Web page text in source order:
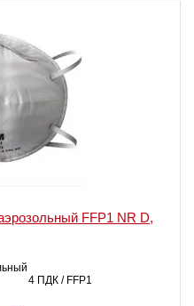
FFP1 NR D,
4 ПДК / FFP1